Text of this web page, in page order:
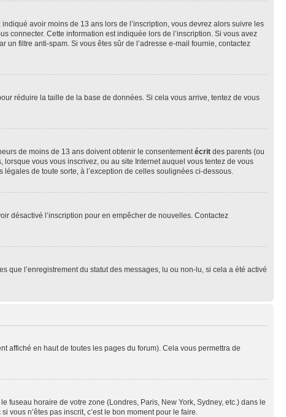
avoir moins de 13 ans lors de l’inscription, vous devrez alors suivre les
connecter. Cette information est indiquée lors de l’inscription. Si vous avez
un filtre anti-spam. Si vous êtes sûr de l’adresse e-mail fournie, contactez
réduire la taille de la base de données. Si cela vous arrive, tentez de vous
de moins de 13 ans doivent obtenir le consentementécrit des parents (ou
lorsque vous vous inscrivez, ou au site Internet auquel vous tentez de vous
de toute sorte, à l’exception de celles soulignées ci-dessous.
désactivé l’inscription pour en empêcher de nouvelles. Contactez
l’enregistrement du statut des messages, lu ou non-lu, si cela a été activé
affiché en haut de toutes les pages du forum). Cela vous permettra de
fuseau horaire de votre zone (Londres, Paris, New York, Sydney, etc.) dans le
vous n’êtes pas inscrit, c’est le bon moment pour le faire.